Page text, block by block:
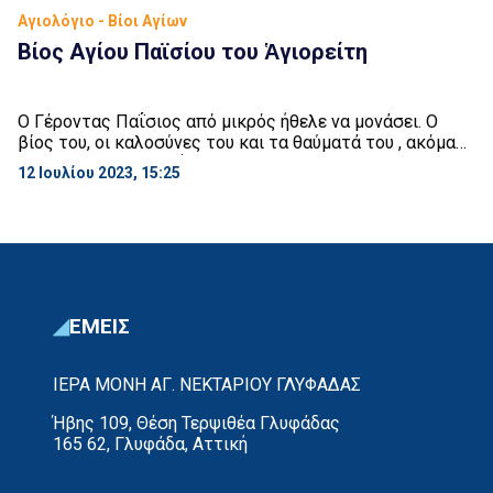
Αγιολόγιο - Βίοι Αγίων
Βίος Αγίου Παϊσίου του Ἁγιορείτη
Ο Γέροντας Παΐσιος από μικρός ήθελε να μονάσει. Ο
βίος του, οι καλοσύνες του και τα θαύματά του , ακόμα
και μετά την κοίμησή του τον κατατάσσουν στην
στρατιά των αγίων. Ένας σύγχρονος Άγιος ανάμεσά μας.
12 Ιουλίου 2023, 15:25
ΕΜΕΙΣ
ΙΕΡΑ ΜΟΝΗ ΑΓ. ΝΕΚΤΑΡΙΟΥ ΓΛΥΦΑΔΑΣ
Ήβης 109, Θέση Τερψιθέα Γλυφάδας
165 62, Γλυφάδα, Αττική